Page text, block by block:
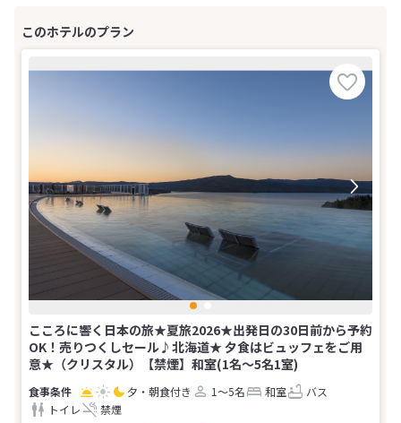
こころに響く日本の旅★夏旅2026★出発日の30日前から予約
OK！売りつくしセール♪北海道★ 夕食はビュッフェをご用
意★（クリスタル）【禁煙】和室(1名～5名1室)
夕・朝食付き 1～5名 和室
バス
トイレ
禁煙